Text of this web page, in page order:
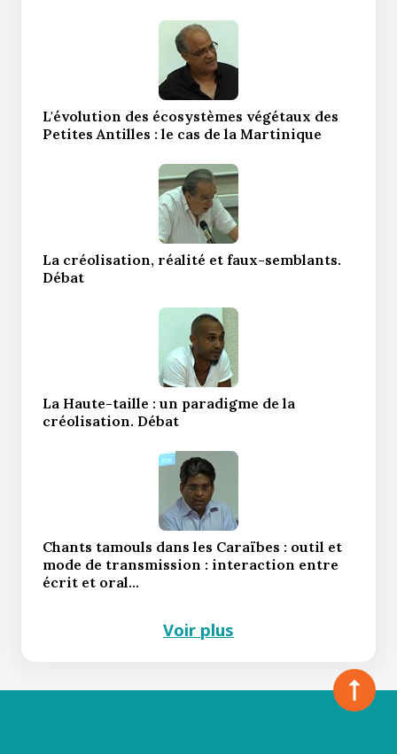
L'évolution des écosystèmes végétaux des
Petites Antilles : le cas de la Martinique
La créolisation, réalité et faux-semblants.
Débat
La Haute-taille : un paradigme de la
créolisation. Débat
Chants tamouls dans les Caraïbes : outil et
mode de transmission : interaction entre
écrit et oral…
Voir plus